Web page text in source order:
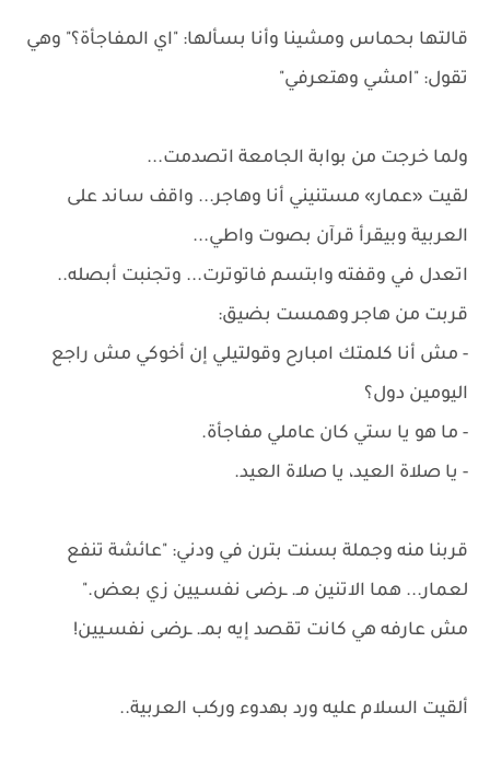
قالتها بحماس ومشينا وأنا بسألها: "اي المفاجأة؟" وهي
تقول: "امشي وهتعرفي"
ولما خرجت من بوابة الجامعة اتصدمت...
لقيت «عمار» مستنيني أنا وهاجر... واقف ساند على
العربية وبيقرأ قرآن بصوت واطي...
اتعدل في وقفته وابتسم فاتوترت... وتجنبت أبصله..
قربت من هاجر وهمست بضيق:
- مش أنا كلمتك امبارح وقولتيلي إن أخوكي مش راجع
اليومين دول؟
- ما هو يا ستي كان عاملي مفاجأة.
- يا صلاة العيد، يا صلاة العيد.
قربنا منه وجملة بسنت بترن في ودني: "عائشة تنفع
لعمار... هما الاتنين مـ. ـرضى نفسـيين زي بعض."
مش عارفه هي كانت تقصد إيه بمـ. ـرضى نفسـيين!
ألقيت السلام عليه ورد بهدوء وركب العربية..